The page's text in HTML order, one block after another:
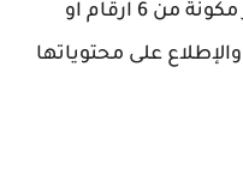
بعدها تستطيع اختيار كلمة سر مكونة من 6 ارقام او
على محتوياتها